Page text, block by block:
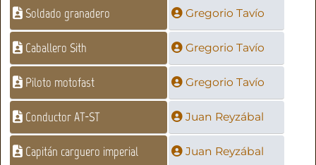
Soldado granadero Gregorio Tavío
Caballero Sith Gregorio Tavío
Piloto motofast Gregorio Tavío
Conductor AT-ST Juan Reyzábal
Capitán carguero imperial Juan Reyzábal